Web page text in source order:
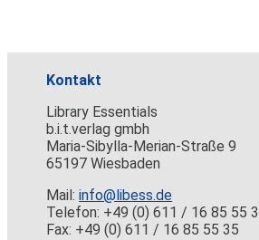
Kontakt
Library Essentials
b.i.t.verlag gmbh
Maria-Sibylla-Merian-Straße 9
65197 Wiesbaden
Mail:info@libess.de
Telefon: +49 (0) 611 / 16 85 55
Fax: +49 (0) 611 / 16 85 55 35